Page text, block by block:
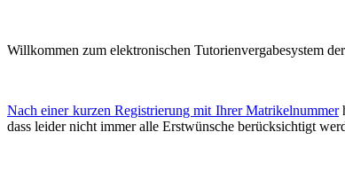
Willkommen zum elektronischen Tutorienvergabesystem
Nach einer kurzen Registrierung mit Ihrer Matrikelnummer
dass leider nicht immer alle Erstwünsche berücksichtigt